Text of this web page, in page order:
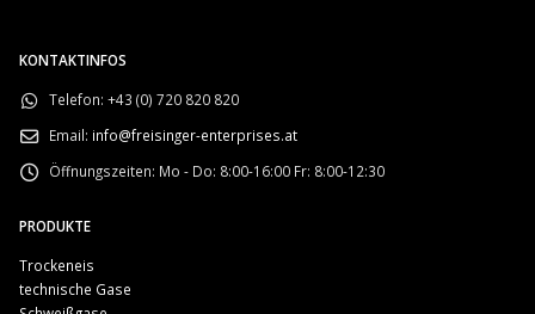
KONTAKTINFOS
Telefon: +43 (0) 720 820 820
Email: info@freisinger-enterprises.at
Öffnungszeiten: Mo - Do: 8:00-16:00 Fr: 8:00-12:30
PRODUKTE
Trockeneis
technische Gase